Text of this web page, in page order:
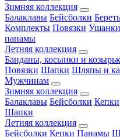
Зимняя коллекция
Балаклавы Бейсболки
Комплекты Повязки Ушанки
панамы
Летняя коллекция
Банданы, косынки и
Повязки Шапки Шляпы и
Мужчинам
Зимняя коллекция
Балаклавы Бейсболки Кепки
Шапки
Летняя коллекция
Бейсболки Кепки Панамы